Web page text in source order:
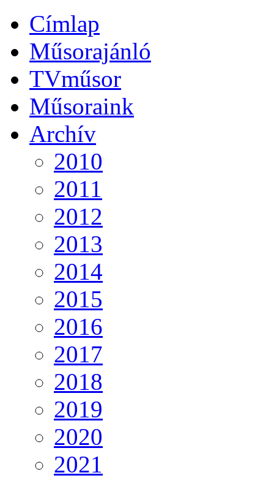
Címlap
Műsorajánló
TVműsor
Műsoraink
Archív
2010
2011
2012
2013
2014
2015
2016
2017
2018
2019
2020
2021